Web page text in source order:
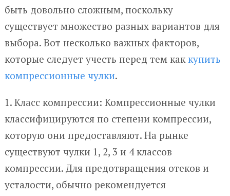
быть довольно сложным, поскольку
существует множество разных вариантов для
выбора. Вот несколько важных факторов,
которые следует учесть перед тем каккупить
компрессионные чулки.
1. Класс компрессии: Компрессионные чулки
классифицируются по степени компрессии,
которую они предоставляют. На рынке
существуют чулки 1, 2, 3 и 4 классов
компрессии. Для предотвращения отеков и
усталости, обычно рекомендуется